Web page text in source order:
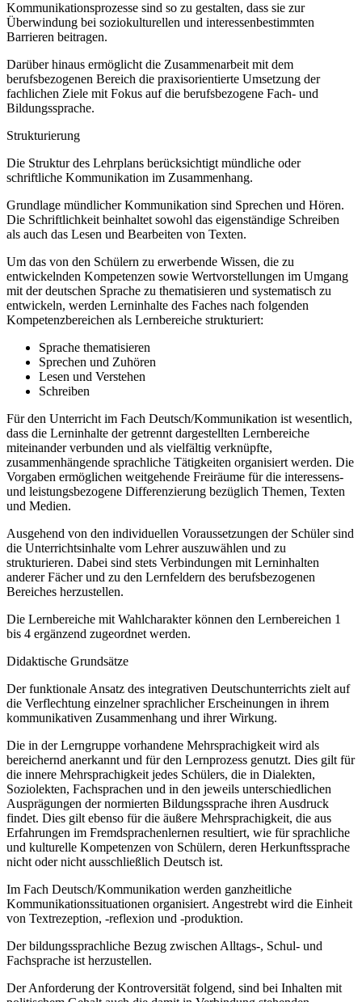
Kommunikationsprozesse sind so zu gestalten, dass sie zur
Überwindung bei soziokulturellen und interessenbestimmten
Barrieren beitragen.
Darüber hinaus ermöglicht die Zusammenarbeit mit dem
berufsbezogenen Bereich die praxisorientierte Umsetzung der
fachlichen Ziele mit Fokus auf die berufsbezogene Fach- und
Bildungssprache.
Strukturierung
Die Struktur des Lehrplans berücksichtigt mündliche oder
schriftliche Kommunikation im Zusammenhang.
Grundlage mündlicher Kommunikation sind Sprechen und Hören.
Die Schriftlichkeit beinhaltet sowohl das eigenständige Schreiben
als auch das Lesen und Bearbeiten von Texten.
Um das von den Schülern zu erwerbende Wissen, die zu
entwickelnden Kompetenzen sowie Wertvorstellungen im Umgang
mit der deutschen Sprache zu thematisieren und systematisch zu
entwickeln, werden Lerninhalte des Faches nach folgenden
Kompetenzbereichen als Lernbereiche strukturiert:
Sprache thematisieren
Sprechen und Zuhören
Lesen und Verstehen
Schreiben
Für den Unterricht im Fach Deutsch/Kommunikation ist wesentlich,
dass die Lerninhalte der getrennt dargestellten Lernbereiche
miteinander verbunden und als vielfältig verknüpfte,
zusammenhängende sprachliche Tätigkeiten organisiert werden. Die
Vorgaben ermöglichen weitgehende Freiräume für die interessens-
und leistungsbezogene Differenzierung bezüglich Themen, Texten
und Medien.
Ausgehend von den individuellen Voraussetzungen der Schüler sind
die Unterrichtsinhalte vom Lehrer auszuwählen und zu
strukturieren. Dabei sind stets Verbindungen mit Lerninhalten
anderer Fächer und zu den Lernfeldern des berufsbezogenen
Bereiches herzustellen.
Die Lernbereiche mit Wahlcharakter können den Lernbereichen 1
bis 4 ergänzend zugeordnet werden.
Didaktische Grundsätze
Der funktionale Ansatz des integrativen Deutschunterrichts zielt auf
die Verflechtung einzelner sprachlicher Erscheinungen in ihrem
kommunikativen Zusammenhang und ihrer Wirkung.
Die in der Lerngruppe vorhandene Mehrsprachigkeit wird als
bereichernd anerkannt und für den Lernprozess genutzt. Dies gilt für
die innere Mehrsprachigkeit jedes Schülers, die in Dialekten,
Soziolekten, Fachsprachen und in den jeweils unterschiedlichen
Ausprägungen der normierten Bildungssprache ihren Ausdruck
findet. Dies gilt ebenso für die äußere Mehrsprachigkeit, die aus
Erfahrungen im Fremdsprachenlernen resultiert, wie für sprachliche
und kulturelle Kompetenzen von Schülern, deren Herkunftssprache
nicht oder nicht ausschließlich Deutsch ist.
Im Fach Deutsch/Kommunikation werden ganzheitliche
Kommunikationssituationen organisiert. Angestrebt wird die Einheit
von Textrezeption, -reflexion und -produktion.
Der bildungssprachliche Bezug zwischen Alltags-, Schul- und
Fachsprache ist herzustellen.
Der Anforderung der Kontroversität folgend, sind bei Inhalten mit